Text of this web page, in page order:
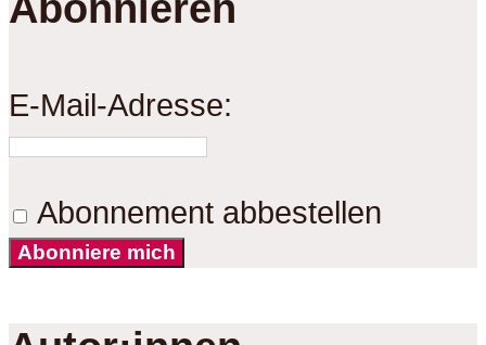
E-Mail-Adresse:
Abonnement abbestellen
Abonniere mich